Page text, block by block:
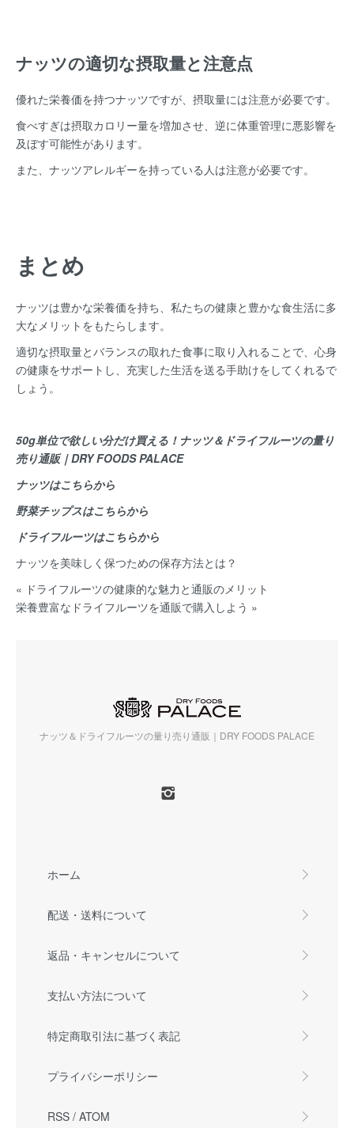
ナッツの適切な摂取量と注意点
優れた栄養価を持つナッツですが、摂取量には注意が必要です。
食べすぎは摂取カロリー量を増加させ、逆に体重管理に悪影響を
及ぼす可能性があります。
また、ナッツアレルギーを持っている人は注意が必要です。
まとめ
ナッツは豊かな栄養価を持ち、私たちの健康と豊かな食生活に多
大なメリットをもたらします。
適切な摂取量とバランスの取れた食事に取り入れることで、心身
の健康をサポートし、充実した生活を送る手助けをしてくれるで
しょう。
50g単位で欲しい分だけ買える！ナッツ＆ドライフルーツの量り
売り通販｜DRY FOODS PALACE
ナッツはこちらから
野菜チップスはこちらから
ドライフルーツはこちらから
ナッツを美味しく保つための保存方法とは？
« ドライフルーツの健康的な魅力と通販のメリット
栄養豊富なドライフルーツを通販で購入しよう »
ナッツ＆ドライフルーツの量り売り通販｜DRY FOODS PALACE
ホーム
配送・送料について
返品・キャンセルについて
支払い方法について
特定商取引法に基づく表記
プライバシーポリシー
RSS / ATOM